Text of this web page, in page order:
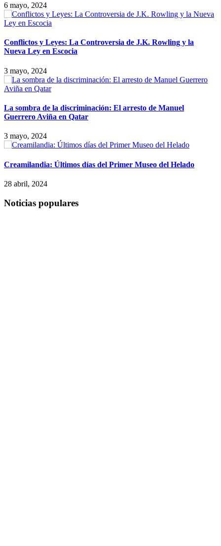
6 mayo, 2024
Conflictos y Leyes: La Controversia de J.K. Rowling y la
Nueva Ley en Escocia
3 mayo, 2024
La sombra de la discriminación: El arresto de Manuel
Guerrero Aviña en Qatar
3 mayo, 2024
Creamilandia: Últimos días del Primer Museo del Helado
28 abril, 2024
Noticias populares